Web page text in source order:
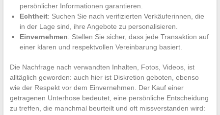
persönlicher Informationen garantieren.
Echtheit: Suchen Sie nach verifizierten Verkäuferinnen, die
in der Lage sind, ihre Angebote zu personalisieren.
Einvernehmen: Stellen Sie sicher, dass jede Transaktion auf
einer klaren und respektvollen Vereinbarung basiert.
Die Nachfrage nach verwandten Inhalten, Fotos, Videos, ist
alltäglich geworden: auch hier ist Diskretion geboten, ebenso
wie der Respekt vor dem Einvernehmen. Der Kauf einer
getragenen Unterhose bedeutet, eine persönliche Entscheidung
zu treffen, die manchmal beurteilt und oft missverstanden wird: